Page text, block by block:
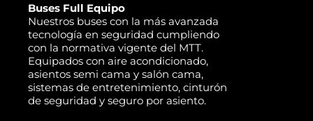
Buses Full Equipo
Nuestros buses con la más avanzada
tecnología en seguridad cumpliendo
con la normativa vigente del MTT.
Equipados con aire acondicionado,
asientos semi cama y salón cama,
sistemas de entretenimiento, cinturón
de seguridad y seguro por asiento.